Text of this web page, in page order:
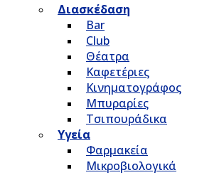
Διασκέδαση
Bar
Club
Θέατρα
Καφετέριες
Κινηματογράφος
Μπυραρίες
Τσιπουράδικα
Υγεία
Φαρμακεία
Μικροβιολογικά